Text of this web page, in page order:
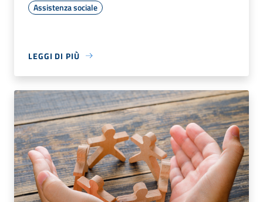
Assistenza sociale
LEGGI DI PIÙ